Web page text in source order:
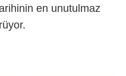
en unutulmaz